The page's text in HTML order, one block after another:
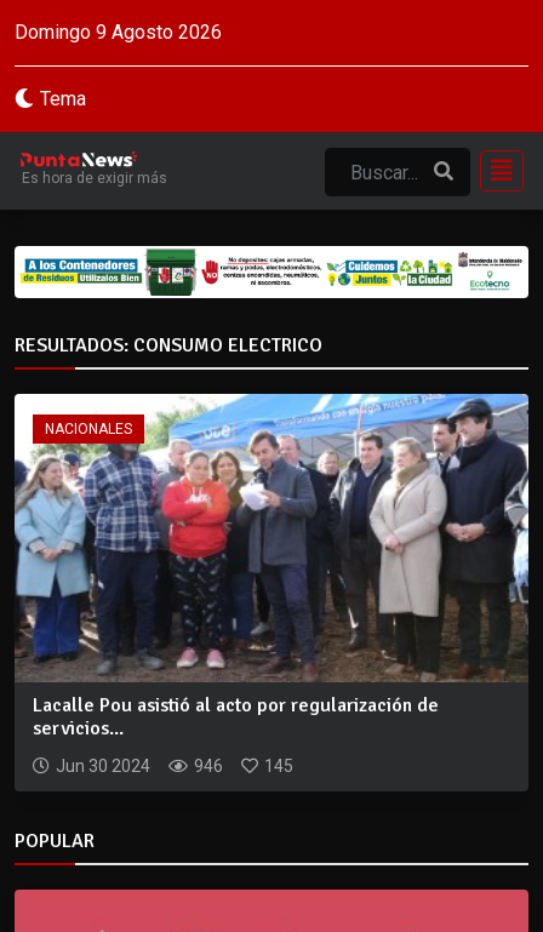
Domingo 9 Agosto 2026
Tema
Es hora de exigir más
RESULTADOS: CONSUMO ELECTRICO
NACIONALES
Lacalle Pou asistió al acto por regularización de
servicios...
Jun 30 2024 946 145
POPULAR